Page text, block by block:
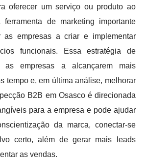
oferecer um serviço ou produto ao
ferramenta de marketing importante
as empresas a criar e implementar
funcionais. Essa estratégia de
as empresas a alcançarem mais
tempo e, em última análise, melhorar
B2B em Osasco é direcionada
para a empresa e pode ajudar
da marca, conectar-se
certo, além de gerar mais leads
as vendas.